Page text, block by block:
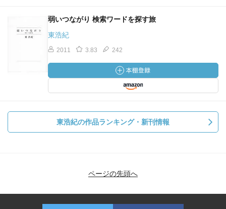
弱いつながり 検索ワードを探す旅
東浩紀
2011 3.83 242
東浩紀の作品ランキング・新刊情報
ページの先頭へ